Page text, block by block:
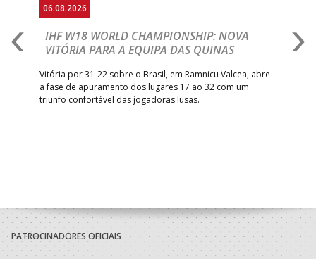
06.08.2026
IHF W18 WORLD CHAMPIONSHIP: NOVA
VITÓRIA PARA A EQUIPA DAS QUINAS
Vitória por 31-22 sobre o Brasil, em Ramnicu Valcea, abre
a fase de apuramento dos lugares 17 ao 32 com um
triunfo confortável das jogadoras lusas.
PATROCINADORES OFICIAIS